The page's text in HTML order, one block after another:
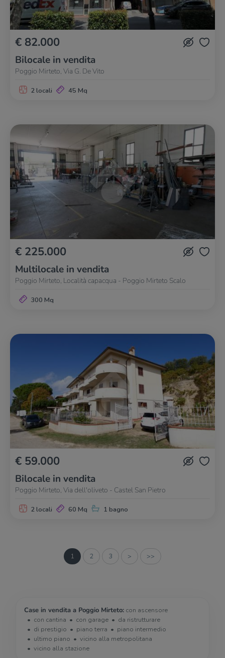
€ 82.000
Bilocale in vendita
Poggio Mirteto, Via G. De Vito
2 locali 45 Mq
€ 225.000
Multilocale in vendita
Poggio Mirteto, Località capacqua - Poggio Mirteto Scalo
300 Mq
€ 59.000
Bilocale in vendita
Poggio Mirteto, Via dell'oliveto - Castel San Pietro
2 locali 60 Mq 1 bagno
1 2 3 > >>
Case in vendita a Poggio Mirteto: con ascensore
con cantina
con garage
da ristrutturare
di prestigio
piano terra
piano intermedio
ultimo piano
vicino alla metropolitana
vicino alla stazione